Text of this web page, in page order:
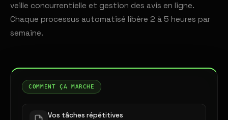
veille concurrentielle et gestion des avis en ligne.
Chaque processus automatisé libère 2 à 5 heures par
semaine.
COMMENT ÇA MARCHE
Vos tâches répétitives